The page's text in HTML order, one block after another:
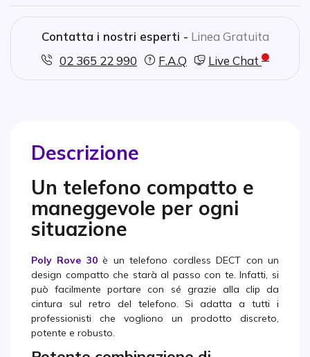
Contatta i nostri esperti - Linea Gratuita
02 365 22 990
F.A.Q Live Chat
Descrizione
Un telefono compatto e
maneggevole per ogni
situazione
Poly Rove 30è un telefono cordless DECT con un
design compatto che starà al passo con te. Infatti, si
può facilmente portare con sé grazie alla clip da
cintura sul retro del telefono. Si adatta a tutti i
professionisti che vogliono un prodotto discreto,
potente e robusto.